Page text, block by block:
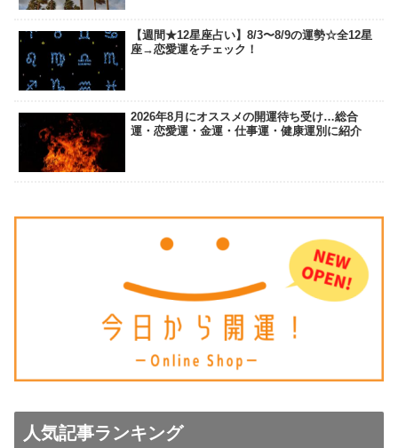
【週間★12星座占い】8/3〜8/9の運勢☆全12星
座→恋愛運をチェック！
2026年8月にオススメの開運待ち受け…総合
運・恋愛運・金運・仕事運・健康運別に紹介
人気記事ランキング